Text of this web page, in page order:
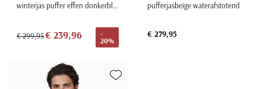
winterjas puffer effen donkerblauw normale fit
€ 299,95€ 239,96
-
20%
pufferjasbeige waterafstotend
€ 279,95